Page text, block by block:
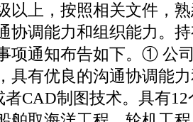
上，按照相关文件，熟
协调能力和组织能力。
项通知布告如下。① 公
具有优良的沟通协调能
CAD制图技术。具有